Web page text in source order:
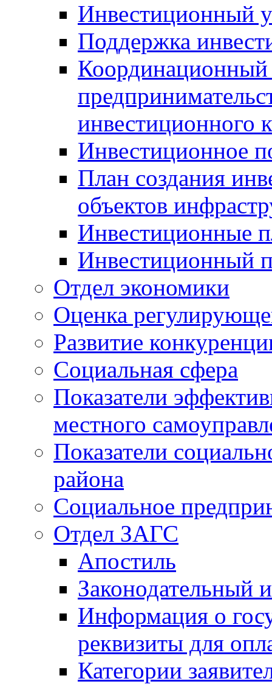
Инвестиционный
Поддержка
Координационный
инвестиционного
Инвестиционное
План создания
объектов
Инвестиционные
Инвестиционный
Отдел экономики
Оценка
Развитие
Социальная сфера
Показатели
местного
Показатели
района
Социальное
Отдел ЗАГС
Апостиль
Законодательный
Информация о
реквизиты для
Категории